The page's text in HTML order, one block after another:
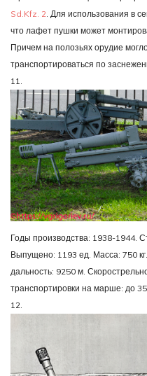
Sd.Kfz. 2. Для использования в
что лафет пушки может
Причем на полозьях орудие могло
транспортироваться по
11.
Годы производства: 1938-1944.
Выпущено: 1193 ед. Масса: 750
дальность: 9250 м.
транспортировки на марше: до 35
12.